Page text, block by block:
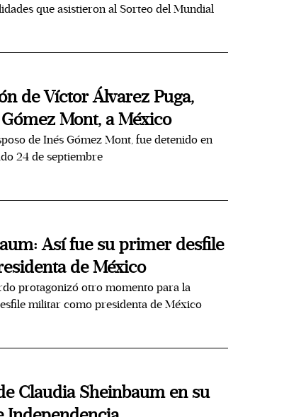
que asistieron al Sorteo del Mundial
de Víctor Álvarez Puga,
Mont, a México
de Inés Gómez Mont, fue detenido en
24 de septiembre
Así fue su primer desfile
de México
protagonizó otro momento para la
militar como presidenta de México
Claudia Sheinbaum en su